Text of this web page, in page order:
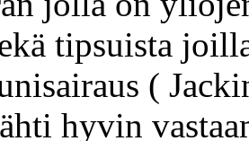
tipsuista
(
hyvin